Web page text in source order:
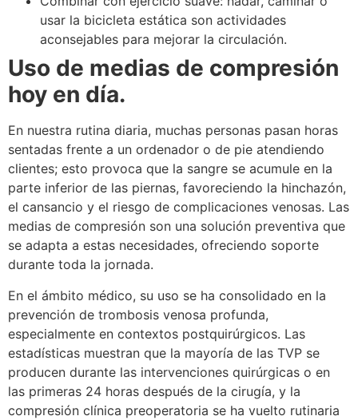
usar la bicicleta estática son actividades
aconsejables para mejorar la circulación.
Uso de medias de compresión
hoy en día.
En nuestra rutina diaria, muchas personas pasan horas
sentadas frente a un ordenador o de pie atendiendo
clientes; esto provoca que la sangre se acumule en la
parte inferior de las piernas, favoreciendo la hinchazón,
el cansancio y el riesgo de complicaciones venosas. Las
medias de compresión son una solución preventiva que
se adapta a estas necesidades, ofreciendo soporte
durante toda la jornada.
En el ámbito médico, su uso se ha consolidado en la
prevención de trombosis venosa profunda,
especialmente en contextos postquirúrgicos. Las
estadísticas muestran que la mayoría de las TVP se
producen durante las intervenciones quirúrgicas o en
las primeras 24 horas después de la cirugía, y la
compresión clínica preoperatoria se ha vuelto rutinaria